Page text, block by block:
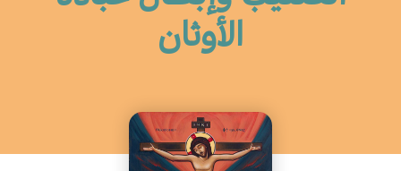
الأوثان